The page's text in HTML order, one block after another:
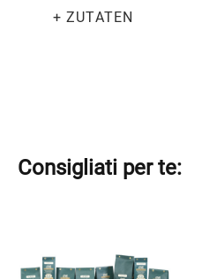
+ ZUTATEN
Consigliati per te: